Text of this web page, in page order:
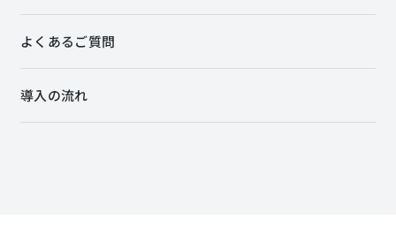
よくあるご質問
導入の流れ